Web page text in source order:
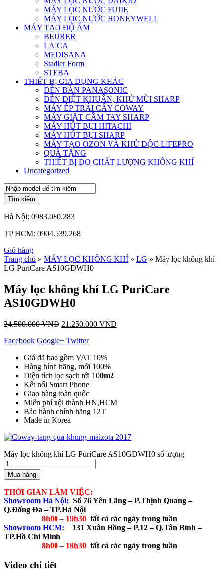
MÁY LỌC NƯỚC FUJIE
MÁY LỌC NƯỚC HONEYWELL
MÁY TẠO ĐỘ ẨM
BEURER
LAICA
MEDISANA
Stadler Form
STEBA
THIẾT BỊ GIA DỤNG KHÁC
ĐÈN BÀN PANASONIC
ĐÈN DIỆT KHUẨN, KHỬ MÙI SHARP
MÁY ÉP TRÁI CÂY COWAY
MÁY GIẶT CẦM TAY SHARP
MÁY HÚT BỤI HITACHI
MÁY HÚT BỤI SHARP
MÁY TẠO OZON VÀ KHỬ ĐỘC LIFEPRO
QUÀ TẶNG
THIẾT BỊ ĐO CHẤT LƯỢNG KHÔNG KHÍ
Uncategorized
Tìm kiếm
Hà Nội: 0983.080.283
TP HCM: 0904.539.268
Giỏ hàng
Trang chủ » MÁY LỌC KHÔNG KHÍ » LG » Máy lọc không khí
LG PuriCare AS10GDWH0
Máy lọc không khí LG PuriCare
AS10GDWH0
24.500.000VNĐ 21.250.000 VNĐ
Facebook Google+ Twitter
Giá đã bao gồm VAT 10%
Hàng hính hãng, mới 100%
Diện tích lọc sạch tới 100m2
Kết nối Smart Phone
Giao hàng toàn quốc
Miễn phí nội thành HN,HCM
Bảo hành chính hãng 12T
Made in Korea
Máy lọc không khí LG PuriCare AS10GDWH0 số lượng
Mua hàng
THỜI GIAN LÀM VIỆC:
Showroom Hà Nội: Số 76 Yên Lãng – P.Thịnh Quang –
Q.Đống Đa – TP.Hà Nội
8h00 – 19h30 tất cả các ngày trong tuần
Showroom HCM:
131 Xuân Hồng – P.12 – Q.Tân Bình –
TP.Hồ Chí Minh
8h00 – 18h30 tất cả các ngày trong tuần
Video chi tiết